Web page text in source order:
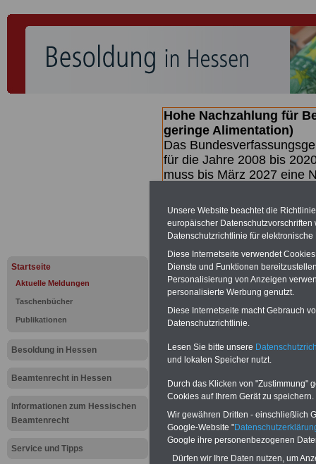
Startseite
Aktuelle Meldungen
Taschenbücher
Publikationen
Besoldung in Hessen
Beamtenrecht in Hessen
Informationen zum Hessischen
Beamtenrecht
Service und Tipps
Hohe Nachzahlung für
geringe Alimentation)
Das
für die Jahre 2008 bis
muss bis März 2027 eine
(Beamte &
geben (Medienberichten
mind.3.000 und 13.000
hierzu eine Broschüre
des Gesetzentwurfs der
(wahrscheinlich im
Broschüre.
Meldung
Keine
Kürzungen
Unsere Website beachtet die
europäischer
Datenschutzrichtlinie für
Diese Internetseite verwendet
Dienste und Funktionen
Personalisierung von Anzeigen
personalisierte Werbung genutzt.
Diese Internetseite macht Gebrauch
Datenschutzrichtlinie.
Lesen Sie bitte unsere
und lokalen Speicher nutzt.
Durch das Klicken von "Zustimmung"
Cookies auf Ihrem Gerät zu speichern.
Wir gewähren Dritten - einschließlich
Google-Website "
Google ihre personenbezogenen
Dürfen wir Ihre Daten nutzen, um